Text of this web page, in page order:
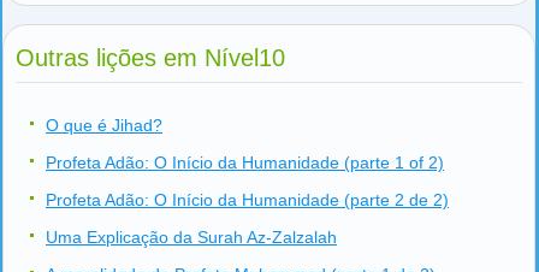
Outras lições em Nível10
O que é Jihad?
Profeta Adão: O Início da Humanidade (parte 1 of 2)
Profeta Adão: O Início da Humanidade (parte 2 de 2)
Uma Explicação da Surah Az-Zalzalah